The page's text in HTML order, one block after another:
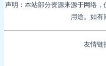
声明：本站部分资源来源于网络
用途。如有
友情链